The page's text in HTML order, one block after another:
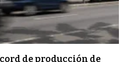
de producción de